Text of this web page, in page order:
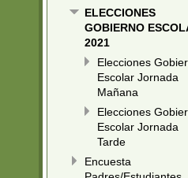
ELECCIONES
GOBIERNO
2021
Elecciones
Escolar Jornada
Mañana
Elecciones
Escolar Jornada
Tarde
Encuesta